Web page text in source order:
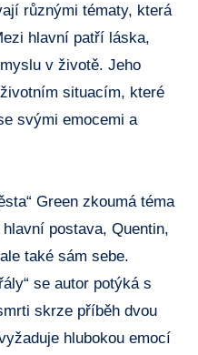
různými tématy, která
hlavní patří láska,
v životě. Jeho
situacím, které
svými emocemi a
Green zkoumá téma
postava, Quentin,
také sám sebe.
se autor potýká s
skrze příběh dvou
hlubokou emocí